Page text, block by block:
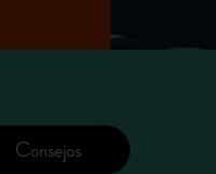
Consejos